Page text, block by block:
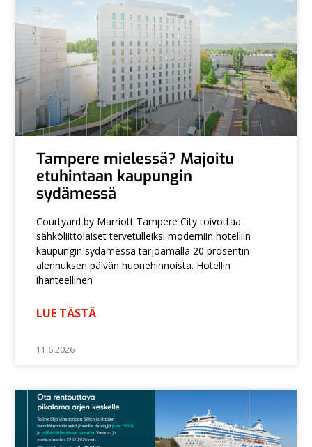
Tampere mielessä? Majoitu
etuhintaan kaupungin
sydämessä
Courtyard by Marriott Tampere City toivottaa
sähköliittolaiset tervetulleiksi moderniin hotelliin
kaupungin sydämessä tarjoamalla 20 prosentin
alennuksen päivän huonehinnoista. Hotellin
ihanteellinen
LUE TÄSTÄ
11.6.2026